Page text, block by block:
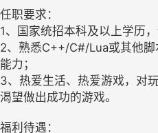
任职要求：
1、国家统招本科及以上学历
2、熟悉C++/C#/Lua或其他
能力；
3、热爱生活、热爱游戏，对
渴望做出成功的游戏。
福利待遇：